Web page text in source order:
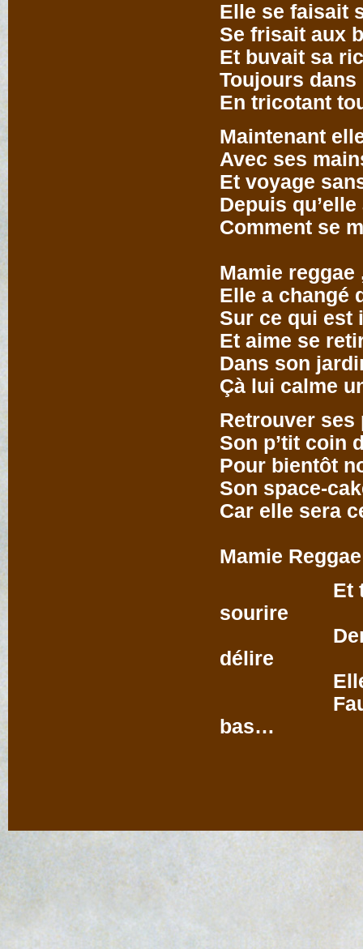
Elle se faisait
Se frisait aux
Et buvait sa
Toujours dans
En tricotant
Maintenant
Avec ses
Et voyage
Depuis
Comment se
Mamie reggae
Elle a changé
Sur ce qui est
Et aime se
Dans son
Çà lui calme
Retrouver ses
Son p’tit coin
Pour bientôt
Son space-
Car elle sera
Mamie
Et
sourire
Derrière
délire
Elle
Faut dire
bas…